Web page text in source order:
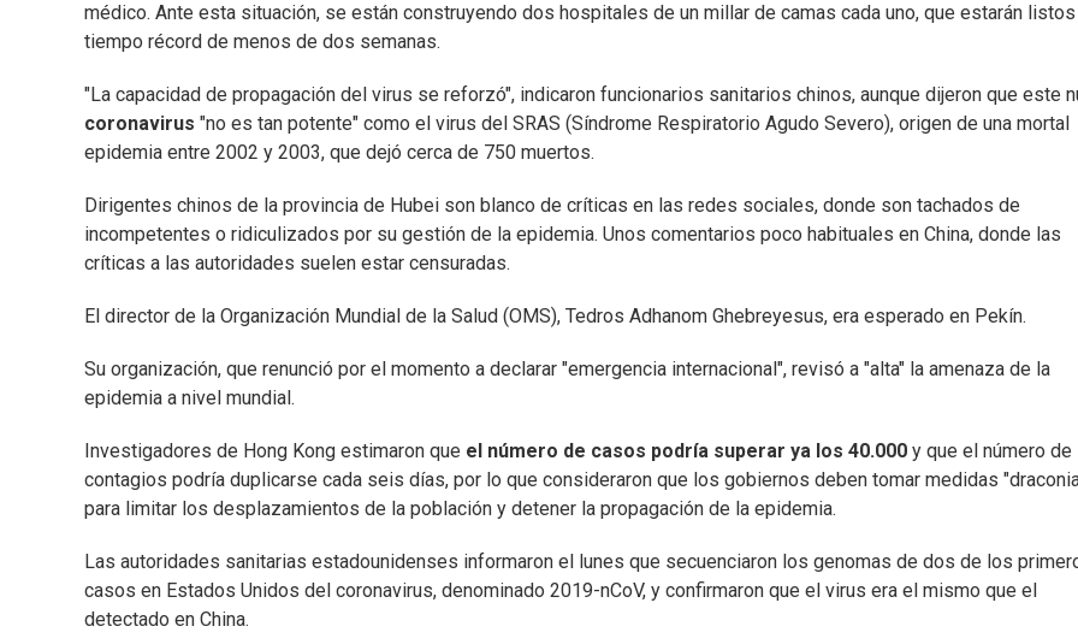
médico. Ante esta situación, se están construyendo dos hospitales de un millar de camas cada uno, que estarán listos
tiempo récord de menos de dos semanas.
"La capacidad de propagación del virus se reforzó", indicaron funcionarios sanitarios chinos, aunque dijeron que este
coronavirus "no es tan potente" como el virus del SRAS (Síndrome Respiratorio Agudo Severo), origen de una mortal
epidemia entre 2002 y 2003, que dejó cerca de 750 muertos.
Dirigentes chinos de la provincia de Hubei son blanco de críticas en las redes sociales, donde son tachados de
incompetentes o ridiculizados por su gestión de la epidemia. Unos comentarios poco habituales en China, donde las
críticas a las autoridades suelen estar censuradas.
El director de la Organización Mundial de la Salud (OMS), Tedros Adhanom Ghebreyesus, era esperado en Pekín.
Su organización, que renunció por el momento a declarar "emergencia internacional", revisó a "alta" la amenaza de la
epidemia a nivel mundial.
Investigadores de Hong Kong estimaron que el número de casos podría superar ya los 40.000 y que el número de
contagios podría duplicarse cada seis días, por lo que consideraron que los gobiernos deben tomar medidas
para limitar los desplazamientos de la población y detener la propagación de la epidemia.
Las autoridades sanitarias estadounidenses informaron el lunes que secuenciaron los genomas de dos de los
casos en Estados Unidos del coronavirus, denominado 2019-nCoV, y confirmaron que el virus era el mismo que el
detectado en China.